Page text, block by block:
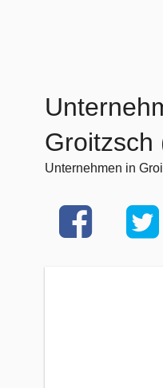
Groitzsch
Unternehmen in